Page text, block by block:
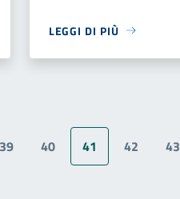
LEGGI DI PIÙ
39 40 41 42 43